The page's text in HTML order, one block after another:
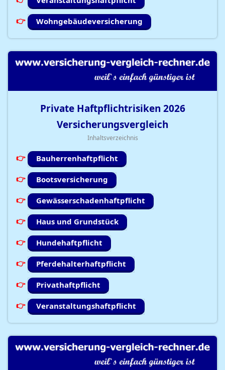
Wohngebäudeversicherung
Private Haftpflichtrisiken 2026
Versicherungsvergleich
Inhaltsverzeichnis
Bauherrenhaftpflicht
Bootsversicherung
Gewässerschadenhaftpflicht
Haus und Grundstück
Hundehaftpflicht
Pferdehalterhaftpflicht
Privathaftpflicht
Veranstaltungshaftpflicht